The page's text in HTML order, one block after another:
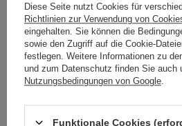
Hält Getränke warm bis zu: 3 h
Hält Getränke kalt bis zu: 10 h
Frei von BPA, BPS, Phthalaten JA
Wärmeisolierung
Diese Seite nutzt Cookies für
Richtlinien zur Verwendung von
eingehalten. Sie können die
sowie den Zugriff auf die Cookie-
festlegen. Weitere Informationen zu
und zum Datenschutz finden Sie auch
Nutzungsbedingungen von Google
Funktionale Cookies